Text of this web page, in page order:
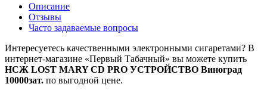
Описание
Отзывы
Часто задаваемые вопросы
Интересуетесь качественными электронными сигаретами? В
интернет‑магазине «Первый Табачный» вы можете купить
НСЖ LOST MARY CD PRO УСТРОЙСТВО Виноград
10000зат. по выгодной цене.